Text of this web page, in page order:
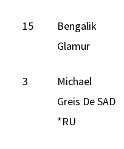
15
Bengalik
Glamur
3
Michael
Greis De SAD
*RU